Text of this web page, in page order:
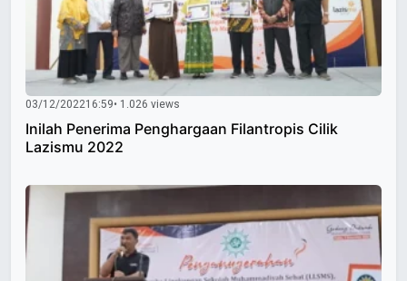
03/12/202216:59• 1.026 views
Inilah Penerima Penghargaan Filantropis Cilik
Lazismu 2022